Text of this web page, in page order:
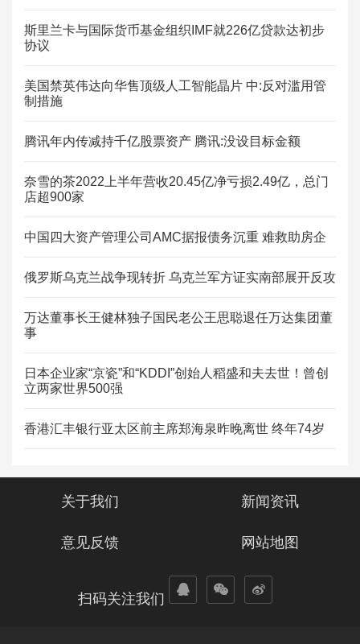
斯里兰卡与国际货币基金组织IMF就226亿贷款达初步
协议
美国禁英伟达向华售顶级人工智能晶片 中:反对滥用管
制措施
腾讯年内传减持千亿股票资产 腾讯:没设目标金额
奈雪的茶2022上半年营收20.45亿净亏损2.49亿，总门
店超900家
中国四大资产管理公司AMC据报债务沉重 难救助房企
俄罗斯乌克兰战争现转折 乌克兰军方证实南部展开反攻
万达董事长王健林独子国民老公王思聪退任万达集团董
事
日本企业家“京瓷”和“KDDI”创始人稻盛和夫去世！曾创
立两家世界500强
香港汇丰银行亚太区前主席郑海泉昨晚离世 终年74岁
关于我们 新闻资讯
意见反馈 网站地图
扫码关注我们